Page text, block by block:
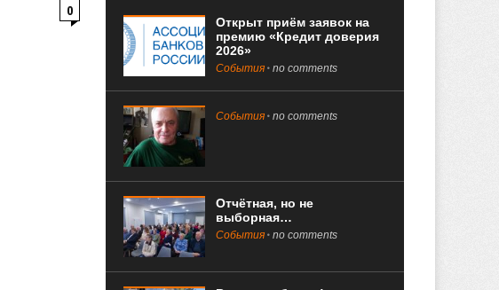
0
Открыт приём заявок на
премию «Кредит доверия
2026»
События no comments
События no comments
Отчётная, но не
выборная…
События no comments